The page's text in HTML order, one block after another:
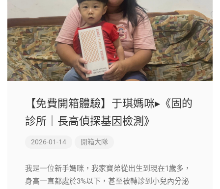
【免費開箱體驗】于琪媽咪▸《固的
診所｜長高偵探基因檢測》
2026-01-14 開箱大隊
我是一位新手媽咪，我家寶弟從出生到現在1歲多，
身高一直都處於3%以下，甚至被轉診到小兒內分泌